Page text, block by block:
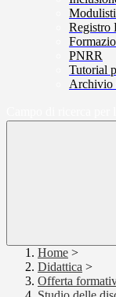
Registro
PNRR
Tutorial
Archivio
Home >
Didattica >
Offerta